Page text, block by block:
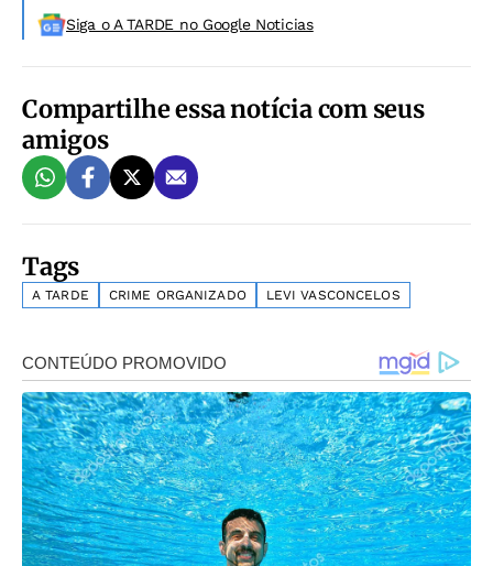
Siga o A TARDE no Google Noticias
Compartilhe essa notícia com seus
amigos
Tags
A TARDE CRIME ORGANIZADO LEVI VASCONCELOS